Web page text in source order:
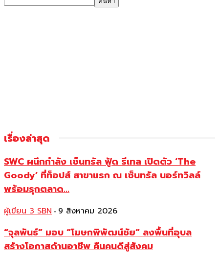
เรื่องล่าสุด
SWC ผนึกกำลัง เซ็นทรัล ฟู้ด รีเทล เปิดตัว ‘The
Goody’ ที่ท็อปส์ สาขาแรก ณ เซ็นทรัล นอร์ทวิลล์
พร้อมรุกตลาด...
ผู้เขียน 3 SBN - 9 สิงหาคม 2026
“จุลพันธ์” มอบ “โฆษกพิพัฒน์ชัย” ลงพื้นที่อุบล
สร้างโอกาสด้านอาชีพ คืนคนดีสู่สังคม